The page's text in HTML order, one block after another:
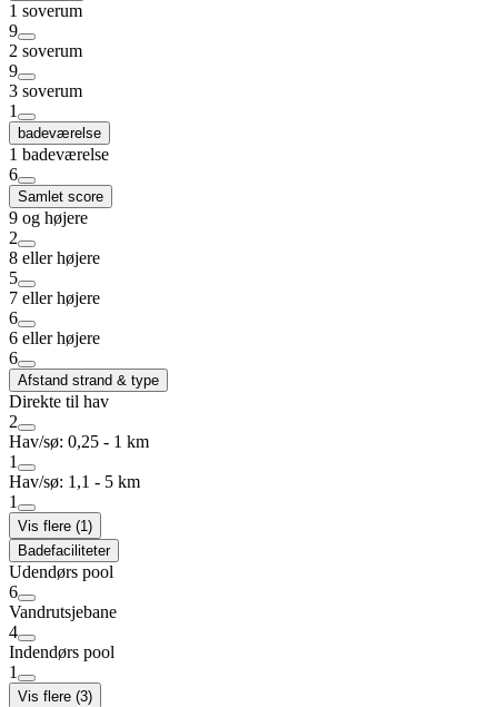
1 soverum
9
2 soverum
9
3 soverum
1
badeværelse
1 badeværelse
6
Samlet score
9 og højere
2
8 eller højere
5
7 eller højere
6
6 eller højere
6
Afstand strand & type
Direkte til hav
2
Hav/sø: 0,25 - 1 km
1
Hav/sø: 1,1 - 5 km
1
Vis flere (1)
Badefaciliteter
Udendørs pool
6
Vandrutsjebane
4
Indendørs pool
1
Vis flere (3)